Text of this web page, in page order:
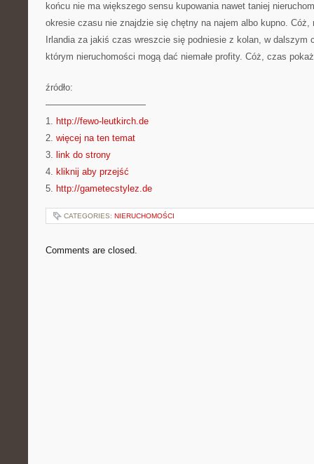
końcu nie ma większego sensu kupowania nawet taniej
okresie czasu nie znajdzie się chętny na najem albo kupno. Cóż,
Irlandia za jakiś czas wreszcie się podniesie z kolan, w dalszym
którym nieruchomości mogą dać niemałe profity. Cóż, czas
źródło:
———————————
1. http://fewo-leutkirch.de
2. więcej na ten temat
3. link do strony
4. kliknij aby przejść
5. http://gametecstylez.de
CATEGORIES: NIERUCHOMOŚCI
Comments are closed.